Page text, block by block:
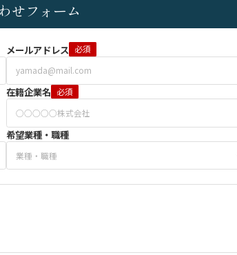
せフォーム
メールアドレス 必須
在籍企業名 必須
希望業種・職種